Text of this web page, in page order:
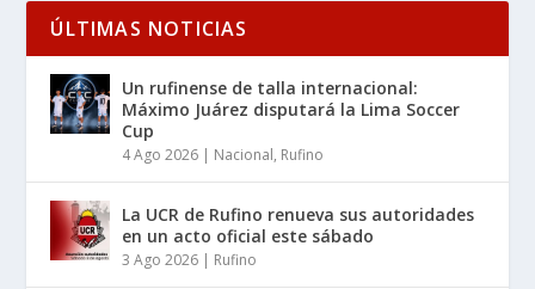
ÚLTIMAS NOTICIAS
Un rufinense de talla internacional:
Máximo Juárez disputará la Lima Soccer
Cup
4 Ago 2026 | Nacional, Rufino
La UCR de Rufino renueva sus autoridades
en un acto oficial este sábado
3 Ago 2026 | Rufino